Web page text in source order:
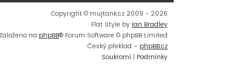
Copyright © mujtank.cz 2009 - 2026
Flat Style by Ian Bradley
Založeno na phpBB® Forum Software © phpBB Limited
Český překlad – phpBB.cz
Soukromí | Podmínky